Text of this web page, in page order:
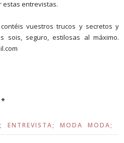
estas entrevistas.
vuestros trucos y secretos y
sois, seguro, estilosas al máximo.
ENTREVISTA; MODA MODA;